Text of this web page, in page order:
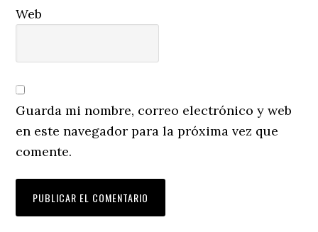
Web
Guarda mi nombre, correo electrónico y web
en este navegador para la próxima vez que
comente.